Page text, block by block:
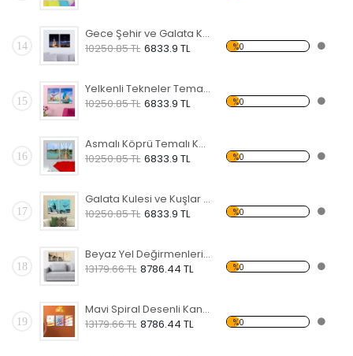
14
Gece Şehir ve Galata Kulesi Temalı Kanvas Saat
10250.85 TL 6833.9 TL %0
15
Yelkenli Tekneler Temalı Kanvas Saat
10250.85 TL 6833.9 TL %0
16
Asmalı Köprü Temalı Kanvas Saat
10250.85 TL 6833.9 TL %0
17
Galata Kulesi ve Kuşlar Temalı Kanvas Saat
10250.85 TL 6833.9 TL %0
18
Beyaz Yel Değirmenleri Temalı Kanvas Saat
13179.66 TL 8786.44 TL %0
19
Mavi Spiral Desenli Kanvas Saat
13179.66 TL 8786.44 TL %0